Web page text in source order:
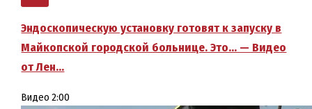
Эндоскопическую установку готовят к запуску в
Майкопской городской больнице. Это… — Видео
от Лен…
Видео 2:00